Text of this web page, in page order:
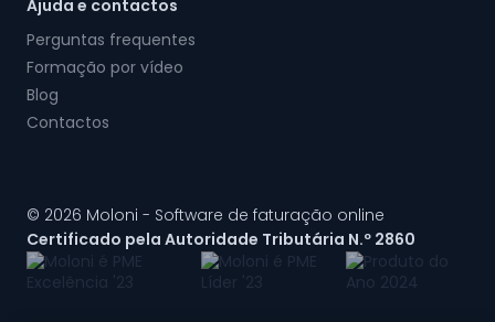
Ajuda e contactos
Perguntas frequentes
Formação por vídeo
Blog
Contactos
© 2026 Moloni - Software de faturação online
Certificado pela Autoridade Tributária N.º 2860